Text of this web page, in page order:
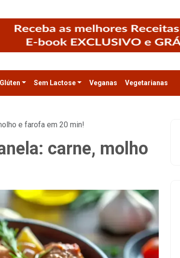
Sem Lactose Veganas Vegetarianas
e farofa em 20 min!
carne, molho